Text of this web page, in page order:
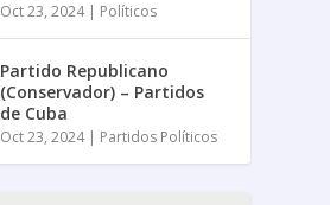
Oct 23, 2024| Políticos
Partido Republicano
(Conservador) – Partidos
de Cuba
Oct 23, 2024| Partidos Políticos